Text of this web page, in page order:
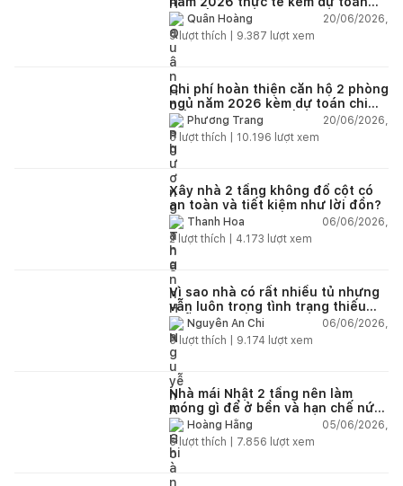
chi tiết từng hạng mục
Quân Hoàng
20/06/2026,
9lượt thích | 9.387 lượt xem
Chi phí hoàn thiện căn hộ 2 phòng
ngủ năm 2026 kèm dự toán chi
tiết và ví dụ thực tế
Phương Trang
20/06/2026,
5 lượt thích | 10.196 lượt xem
Xây nhà 2 tầng không đổ cột có
an toàn và tiết kiệm như lời đồn?
Thanh Hoa
06/06/2026,
2lượt thích | 4.173 lượt xem
Vì sao nhà có rất nhiều tủ nhưng
vẫn luôn trong tình trạng thiếu
chỗ chứa đồ?
Nguyễn An Chi
06/06/2026,
5lượt thích | 9.174 lượt xem
Nhà mái Nhật 2 tầng nên làm
móng gì để ở bền và hạn chế nứt
lún?Hoàng Hằng
05/06/2026,
5lượt thích | 7.856 lượt xem